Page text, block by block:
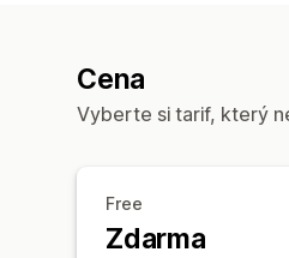
Cena
Vyberte si tarif, který
Free
Zdarma